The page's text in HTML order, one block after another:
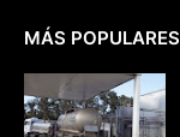
MÁS POPULARES